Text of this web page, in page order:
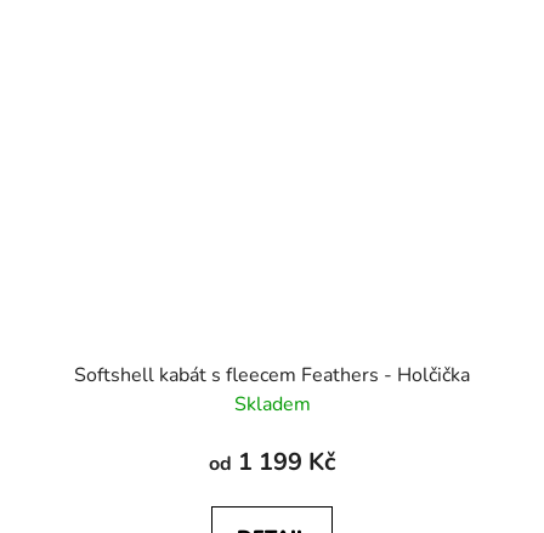
Softshell kabát s fleecem Feathers - Holčička
Skladem
od 1 199 Kč